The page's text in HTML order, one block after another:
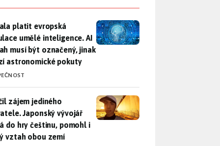
platit evropská regulace umělé inteligence. AI obsah
platit evropská
umělé inteligence. AI
musí být označený, jinak
astronomické pokuty
zájem jediného uživatele. Japonský vývojář přidá do hry
zájem jediného
Japonský vývojář
do hry češtinu, pomohl i
vztah obou zemí